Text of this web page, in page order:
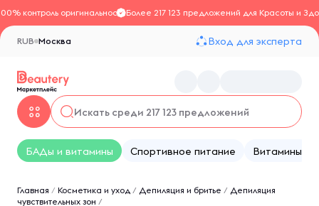
контроль оригинальностиБолее 217 123 предложений для Красоты и
Москва
RUB Вход для эксперта
БАДы и витамины Спортивное питание Витамины
Главная / Косметика и уход / Депиляция и бритье / Депиляция
чувствительных зон /